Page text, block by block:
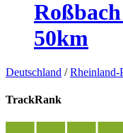
50km
Deutschland /Rheinland-
TrackRank